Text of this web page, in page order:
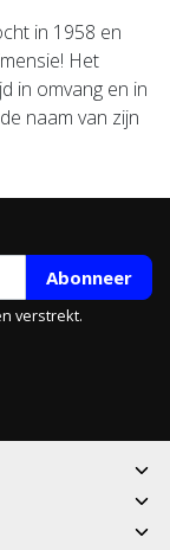
in 1958 en
Het
in omvang en in
naam van zijn
Abonneer
verstrekt.